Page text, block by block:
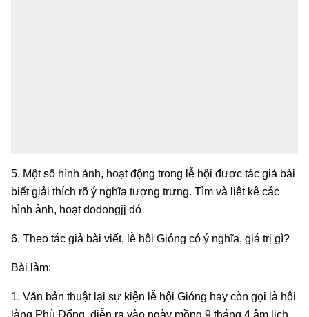
5. Một số hình ảnh, hoạt động trong lễ hội được tác giả bài
biết giải thích rõ ý nghĩa tượng trưng. Tìm và liệt kê các
hình ảnh, hoạt dodongjj đó
6. Theo tác giả bài viết, lễ hội Gióng có ý nghĩa, giá trị gì?
Bài làm:
1. Văn bản thuật lại sự kiện lễ hội Gióng hay còn gọi là hội
làng Phù Đổng, diễn ra vào ngày mồng 9 tháng 4 âm lịch.